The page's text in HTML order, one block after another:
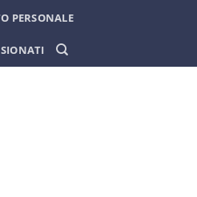
PERSONALE